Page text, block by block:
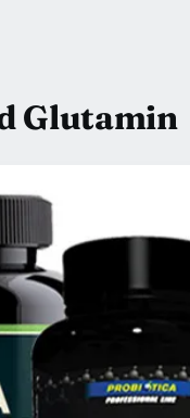
Glutamin